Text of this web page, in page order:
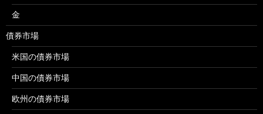
金
債券市場
米国の債券市場
中国の債券市場
欧州の債券市場